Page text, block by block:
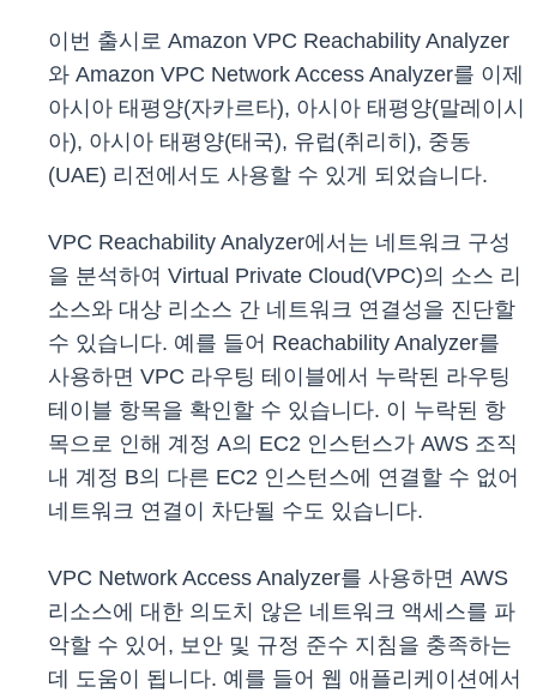
이번 출시로 Amazon VPC Reachability Analyzer
와 Amazon VPC Network Access Analyzer를 이제
아시아 태평양(자카르타), 아시아 태평양(말레이시
아), 아시아 태평양(태국), 유럽(취리히), 중동
(UAE) 리전에서도 사용할 수 있게 되었습니다.
VPC Reachability Analyzer에서는 네트워크 구성
을 분석하여 Virtual Private Cloud(VPC)의 소스 리
소스와 대상 리소스 간 네트워크 연결성을 진단할
수 있습니다. 예를 들어 Reachability Analyzer를
사용하면 VPC 라우팅 테이블에서 누락된 라우팅
테이블 항목을 확인할 수 있습니다. 이 누락된 항
목으로 인해 계정 A의 EC2 인스턴스가 AWS 조직
내 계정 B의 다른 EC2 인스턴스에 연결할 수 없어
네트워크 연결이 차단될 수도 있습니다.
VPC Network Access Analyzer를 사용하면 AWS
리소스에 대한 의도치 않은 네트워크 액세스를 파
악할 수 있어, 보안 및 규정 준수 지침을 충족하는
데 도움이 됩니다. 예를 들어 웹 애플리케이션에서